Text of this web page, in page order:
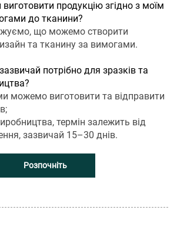
продукцію згідно з моїм
до тканини?
що можемо створити
та тканину за вимогами.
потрібно для зразків та
можемо виготовити та відправити
термін залежить від
зазвичай 15–30 днів.
Розпочніть